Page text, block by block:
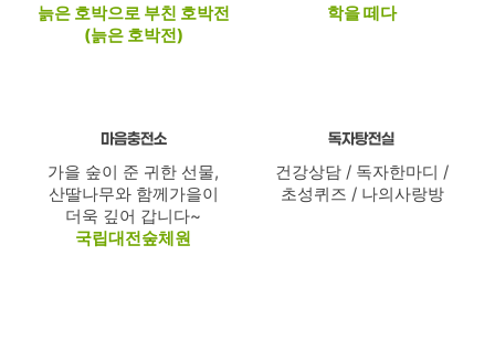
늙은 호박으로 부친 호박전
(늙은 호박전)
학을 떼다
마음충전소
가을 숲이 준 귀한 선물,
산딸나무와 함께가을이
더욱 깊어 갑니다~
국립대전숲체원
독자탕전실
건강상담 / 독자한마디 /
초성퀴즈 / 나의사랑방